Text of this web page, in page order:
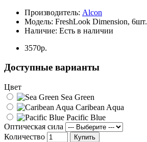
Производитель: Alcon
Модель: FreshLook Dimension, 6шт.
Наличие: Есть в наличии
3570р.
Доступные варианты
Цвет
Sea Green
Caribean Aqua
Pacific Blue
Оптическая сила
Количество
Купить